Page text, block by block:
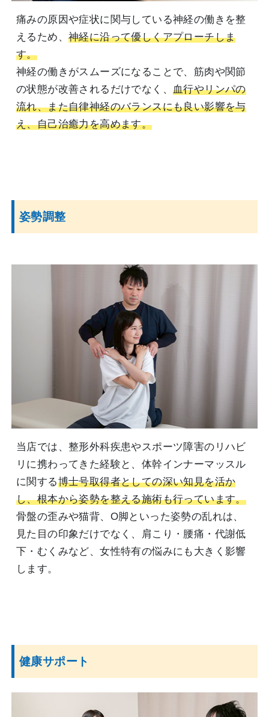
痛みの原因や症状に関与している神経の働きを整
えるため、 神経に沿って優しくアプローチしま
す。
神経の働きがスムーズになることで、筋肉や関節
の状態が改善されるだけでなく、 血行やリンパの
流れ、また自律神経のバランスにも良い影響を与
え、自己治癒力を高めます。
姿勢調整
当店では、整形外科疾患やスポーツ障害のリハビ
リに携わってきた経験と、体幹インナーマッスル
に関する博士号取得者としての深い知見を活か
し、根本から姿勢を整える施術も行っています。
骨盤の歪みや猫背、O脚といった姿勢の乱れは、
見た目の印象だけでなく、肩こり・腰痛・代謝低
下・むくみなど、女性特有の悩みにも大きく影響
します。
健康サポート